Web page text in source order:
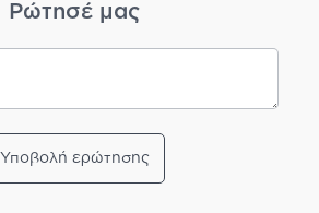
Ρώτησέ μας
Υποβολή ερώτησης